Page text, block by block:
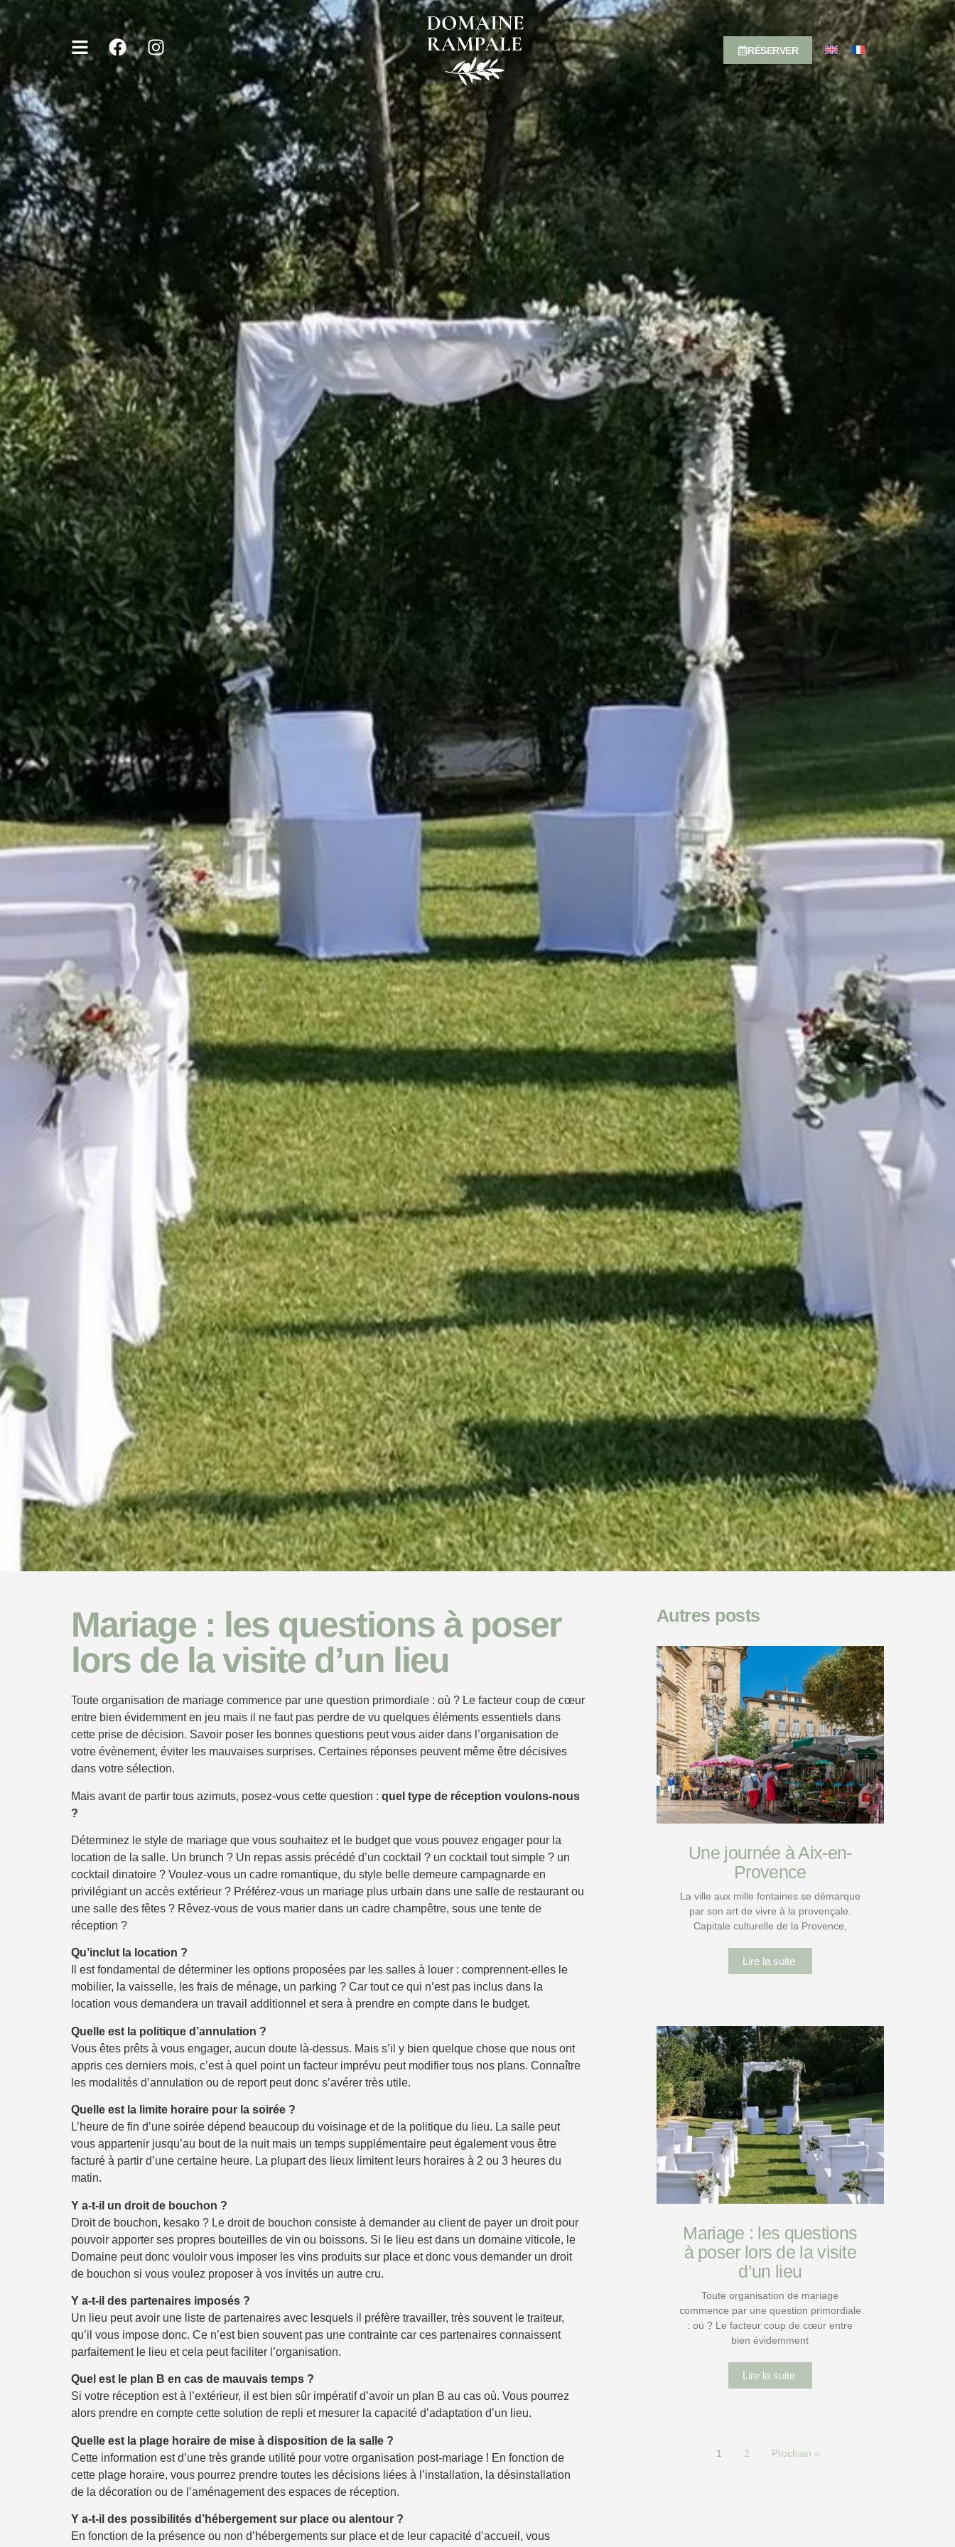
RÉSERVER
Mariage : les questions à poser
lors de la visite d’un lieu
Toute organisation de mariage commence par une question primordiale : où ? Le facteur coup de cœur
entre bien évidemment en jeu mais il ne faut pas perdre de vu quelques éléments essentiels dans
cette prise de décision. Savoir poser les bonnes questions peut vous aider dans l’organisation de
votre évènement, éviter les mauvaises surprises. Certaines réponses peuvent même être décisives
dans votre sélection.
Mais avant de partir tous azimuts, posez-vous cette question : quel type de réception voulons-nous
?
Déterminez le style de mariage que vous souhaitez et le budget que vous pouvez engager pour la
location de la salle. Un brunch ? Un repas assis précédé d’un cocktail ? un cocktail tout simple ? un
cocktail dinatoire ? Voulez-vous un cadre romantique, du style belle demeure campagnarde en
privilégiant un accès extérieur ? Préférez-vous un mariage plus urbain dans une salle de restaurant ou
une salle des fêtes ? Rêvez-vous de vous marier dans un cadre champêtre, sous une tente de
réception ?
Qu’inclut la location ?
Il est fondamental de déterminer les options proposées par les salles à louer : comprennent-elles le
mobilier, la vaisselle, les frais de ménage, un parking ? Car tout ce qui n’est pas inclus dans la
location vous demandera un travail additionnel et sera à prendre en compte dans le budget.
Quelle est la politique d’annulation ?
Vous êtes prêts à vous engager, aucun doute là-dessus. Mais s’il y bien quelque chose que nous ont
appris ces derniers mois, c’est à quel point un facteur imprévu peut modifier tous nos plans. Connaître
les modalités d’annulation ou de report peut donc s’avérer très utile.
Quelle est la limite horaire pour la soirée ?
L’heure de fin d’une soirée dépend beaucoup du voisinage et de la politique du lieu. La salle peut
vous appartenir jusqu’au bout de la nuit mais un temps supplémentaire peut également vous être
facturé à partir d’une certaine heure. La plupart des lieux limitent leurs horaires à 2 ou 3 heures du
matin.
Y a-t-il un droit de bouchon ?
Droit de bouchon, kesako ? Le droit de bouchon consiste à demander au client de payer un droit pour
pouvoir apporter ses propres bouteilles de vin ou boissons. Si le lieu est dans un domaine viticole, le
Domaine peut donc vouloir vous imposer les vins produits sur place et donc vous demander un droit
de bouchon si vous voulez proposer à vos invités un autre cru.
Y a-t-il des partenaires imposés ?
Un lieu peut avoir une liste de partenaires avec lesquels il préfère travailler, très souvent le traiteur,
qu’il vous impose donc. Ce n’est bien souvent pas une contrainte car ces partenaires connaissent
parfaitement le lieu et cela peut faciliter l’organisation.
Quel est le plan B en cas de mauvais temps ?
Si votre réception est à l’extérieur, il est bien sûr impératif d’avoir un plan B au cas où. Vous pourrez
alors prendre en compte cette solution de repli et mesurer la capacité d’adaptation d’un lieu.
Quelle est la plage horaire de mise à disposition de la salle ?
Cette information est d’une très grande utilité pour votre organisation post-mariage ! En fonction de
cette plage horaire, vous pourrez prendre toutes les décisions liées à l’installation, la désinstallation
de la décoration ou de l’aménagement des espaces de réception.
Y a-t-il des possibilités d’hébergement sur place ou alentour ?
En fonction de la présence ou non d’hébergements sur place et de leur capacité d’accueil, vous
Autres posts
Une journée à Aix-en-
Provence
La ville aux mille fontaines se démarque
par son art de vivre à la provençale.
Capitale culturelle de la Provence,
Lire la suite
Mariage : les questions
à poser lors de la visite
d’un lieu
Toute organisation de mariage
commence par une question primordiale
: où ? Le facteur coup de cœur entre
bien évidemment
Lire la suite
1 2 Prochain »